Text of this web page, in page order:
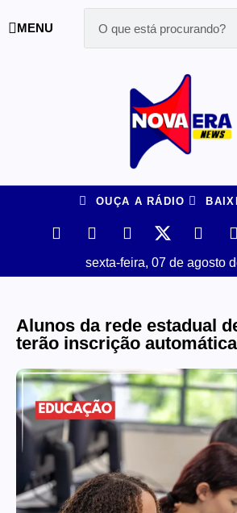
MENU
OUÇA A RÁDIO
sexta-feira, 07 de agosto
Alunos da rede estadual
terão inscrição